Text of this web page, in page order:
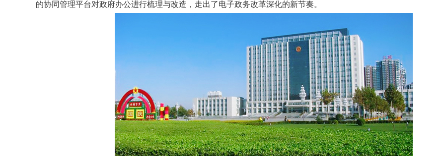
滚动查看更多
安全生产
点线面结合，安全风险管控新策略 数智驱动，全域穿透
穿透式智能科技
全级次穿透，数智驱动科技管理
HR人力资源管理
数智赋能人力，全域一
人业财一体化
数智合规管控 数据驱动经营
的协同管理平台对政府办公进行梳理与改造，走出了电子政务改革深化的新节奏。